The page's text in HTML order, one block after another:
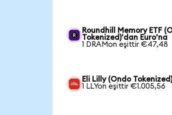
Roundhill Memory ETF
Tokenized)'dan Euro'na
1 DRAMon eşittir €47,48
Eli Lilly (Ondo
1 LLYon eşittir €1.005,56